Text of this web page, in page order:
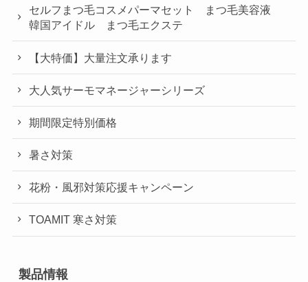
セルフまつ毛コスメパーマセット まつ毛美容液
韓国アイドル まつ毛エクステ
【大特価】大量注文承ります
大人気サーモマネージャーシリーズ
期間限定特別価格
暑さ対策
花粉・風邪対策応援キャンペーン
TOAMIT 寒さ対策
製品情報